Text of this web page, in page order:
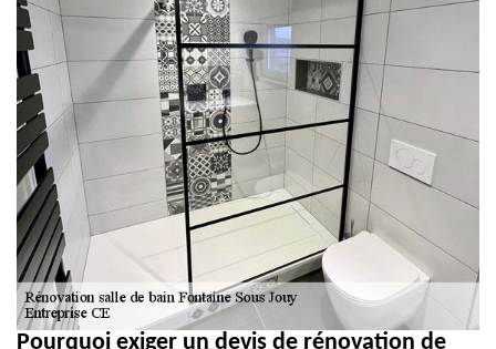
Pourquoi exiger un devis de rénovation de